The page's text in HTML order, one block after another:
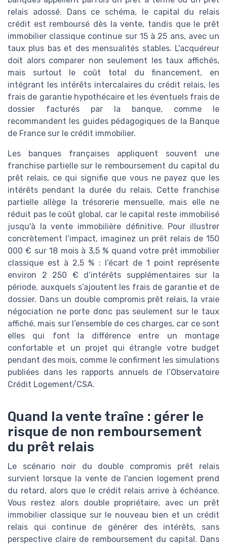
relais adossé. Dans ce schéma, le capital du relais
crédit est remboursé dès la vente, tandis que le prêt
immobilier classique continue sur 15 à 25 ans, avec un
taux plus bas et des mensualités stables. L'acquéreur
doit alors comparer non seulement les taux affichés,
mais surtout le coût total du financement, en
intégrant les intérêts intercalaires du crédit relais, les
frais de garantie hypothécaire et les éventuels frais de
dossier facturés par la banque, comme le
recommandent les guides pédagogiques de la Banque
de France sur le crédit immobilier.
Les banques françaises appliquent souvent une
franchise partielle sur le remboursement du capital du
prêt relais, ce qui signifie que vous ne payez que les
intérêts pendant la durée du relais. Cette franchise
partielle allège la trésorerie mensuelle, mais elle ne
réduit pas le coût global, car le capital reste immobilisé
jusqu'à la vente immobilière définitive. Pour illustrer
concrètement l’impact, imaginez un prêt relais de 150
000 € sur 18 mois à 3,5 % quand votre prêt immobilier
classique est à 2,5 % : l’écart de 1 point représente
environ 2 250 € d’intérêts supplémentaires sur la
période, auxquels s’ajoutent les frais de garantie et de
dossier. Dans un double compromis prêt relais, la vraie
négociation ne porte donc pas seulement sur le taux
affiché, mais sur l’ensemble de ces charges, car ce sont
elles qui font la différence entre un montage
confortable et un projet qui étrangle votre budget
pendant des mois, comme le confirment les simulations
publiées dans les rapports annuels de l’Observatoire
Crédit Logement/CSA.
Quand la vente traîne : gérer le
risque de non remboursement
du prêt relais
Le scénario noir du double compromis prêt relais
survient lorsque la vente de l'ancien logement prend
du retard, alors que le crédit relais arrive à échéance.
Vous restez alors double propriétaire, avec un prêt
immobilier classique sur le nouveau bien et un crédit
relais qui continue de générer des intérêts, sans
perspective claire de remboursement du capital. Dans